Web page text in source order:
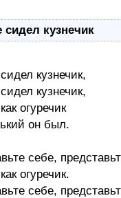
сидел кузнечик
кузнечик,
кузнечик,
огуречик
он был.
себе,
огуречик.
себе,